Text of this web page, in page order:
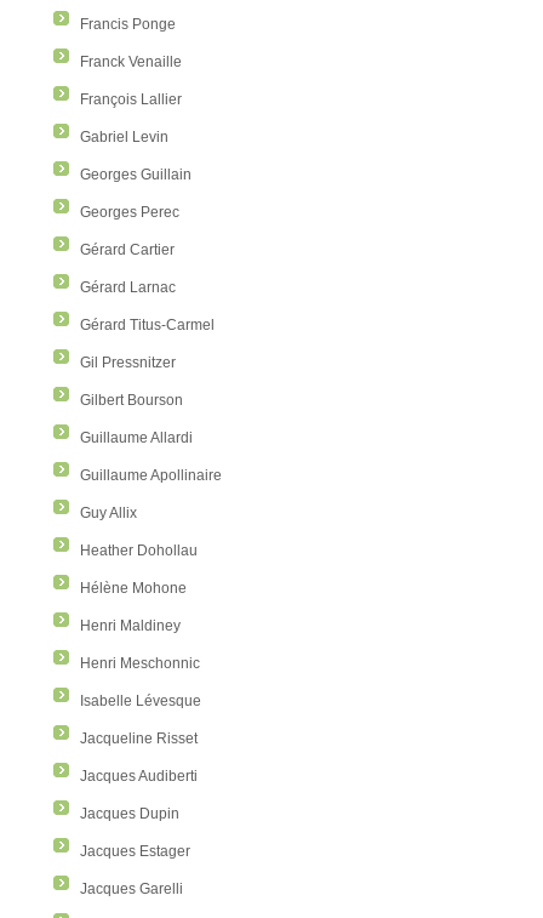
Francis Ponge
Franck Venaille
François Lallier
Gabriel Levin
Georges Guillain
Georges Perec
Gérard Cartier
Gérard Larnac
Gérard Titus-Carmel
Gil Pressnitzer
Gilbert Bourson
Guillaume Allardi
Guillaume Apollinaire
Guy Allix
Heather Dohollau
Hélène Mohone
Henri Maldiney
Henri Meschonnic
Isabelle Lévesque
Jacqueline Risset
Jacques Audiberti
Jacques Dupin
Jacques Estager
Jacques Garelli